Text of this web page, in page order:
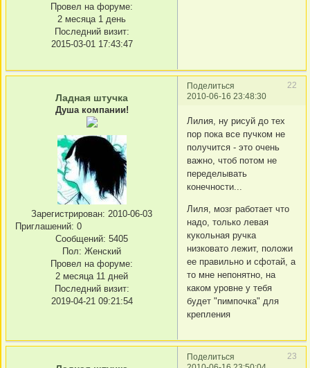
Провел на форуме:
2 месяца 1 день
Последний визит:
2015-03-01 17:43:47
Поделиться
22
2010-06-16 23:48:30
Ладная штучка
Душа компании!
Зарегистрирован: 2010-06-03
Приглашений: 0
Сообщений: 5405
Пол: Женский
Провел на форуме:
2 месяца 11 дней
Последний визит:
2019-04-21 09:21:54
Лилия, ну рисуй до тех
пор пока все пучком не
получится - это очень
важно, чтоб потом не
переделывать
конечности...
Лиля, мозг работает что
надо, только левая
кукольная ручка
низковато лежит, положи
ее правильно и сфотай, а
то мне непонятно, на
каком уровне у тебя
будет "пимпочка" для
крепления
Поделиться
23